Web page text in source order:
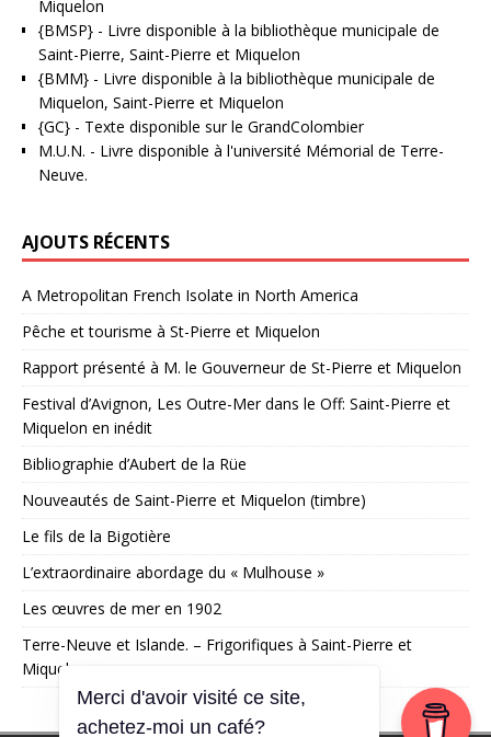
Miquelon
{BMSP} - Livre disponible à la bibliothèque municipale de
Saint-Pierre, Saint-Pierre et Miquelon
{BMM} - Livre disponible à la bibliothèque municipale de
Miquelon, Saint-Pierre et Miquelon
{GC} - Texte disponible sur le GrandColombier
M.U.N. - Livre disponible à l'université Mémorial de Terre-
Neuve.
AJOUTS RÉCENTS
A Metropolitan French Isolate in North America
Pêche et tourisme à St-Pierre et Miquelon
Rapport présenté à M. le Gouverneur de St-Pierre et Miquelon
Festival d’Avignon, Les Outre-Mer dans le Off: Saint-Pierre et
Miquelon en inédit
Bibliographie d’Aubert de la Rüe
Nouveautés de Saint-Pierre et Miquelon (timbre)
Le fils de la Bigotière
L’extraordinaire abordage du « Mulhouse »
Les œuvres de mer en 1902
Terre-Neuve et Islande. – Frigorifiques à Saint-Pierre et
Miquelon
Merci d'avoir visité ce site,
achetez-moi un café?